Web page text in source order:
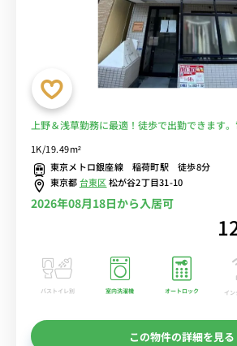
上野＆浅草勤務に最適！徒歩で出勤できます
1K/19.49m²
東京メトロ銀座線 稲荷町駅 徒歩8分
東京都台東区松が谷2丁目31-10
2026年08月18日から入居可
バストイレ別 室内洗濯機 オートロック
イン
この物件の詳細を見る